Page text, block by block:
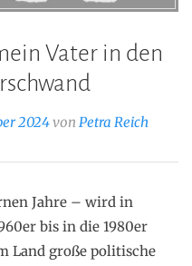
Vater in den
2024vonPetra Reich
Jahre – wird in
bis in die 1980er
Land große politische